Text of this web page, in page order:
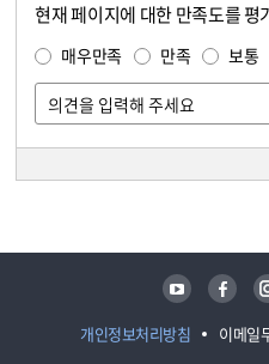
현재 페이지에 대한 만족도를 평
매우만족 만족 보통
개인정보처리방침 이메일
유튜브 페이스북 인스